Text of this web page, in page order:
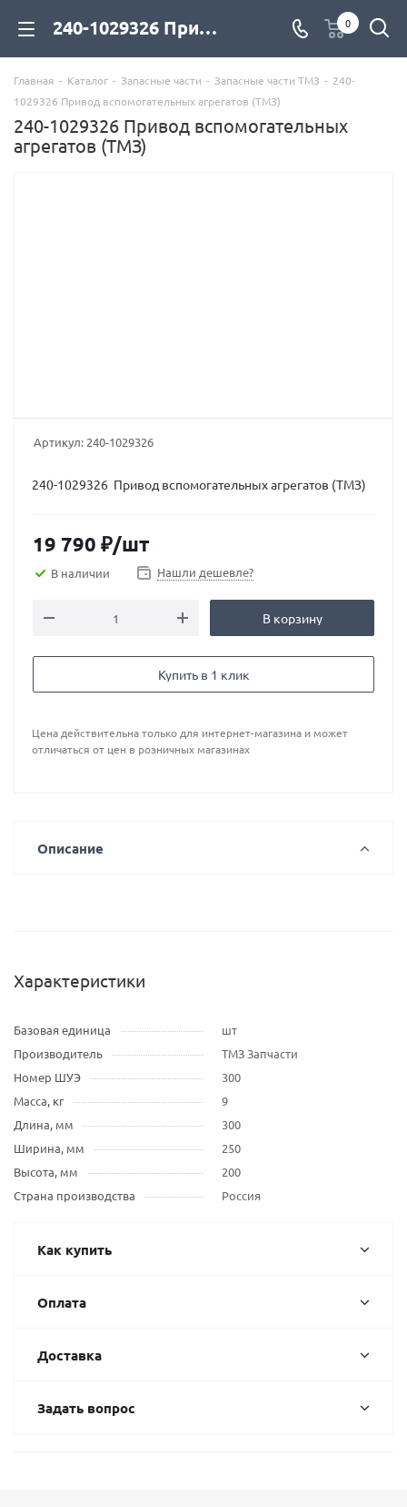
240-1029326 Привод вспомогательных агрегатов (ТМЗ) для дизельных двигателей купить со склада с доставкой по цене официального дилера - компания Дизель Экспорт 0
Главная - Каталог - Запасные части - Запасные части ТМЗ - 240-
1029326 Привод вспомогательных агрегатов (ТМЗ)
240-1029326 Привод вспомогательных
агрегатов (ТМЗ)
Артикул: 240-1029326
240-1029326 Привод вспомогательных агрегатов (ТМЗ)
19 790 ₽/шт
В наличии Нашли дешевле?
В корзину
Купить в 1 клик
Цена действительна только для интернет-магазина и может
отличаться от цен в розничных магазинах
Описание
Характеристики
Базовая единица
шт
Производитель
ТМЗ Запчасти
Номер ШУЭ
300
Масса, кг
9
Длина, мм
300
Ширина, мм
250
Высота, мм
200
Страна производства
Россия
Как купить
Оплата
Доставка
Задать вопрос